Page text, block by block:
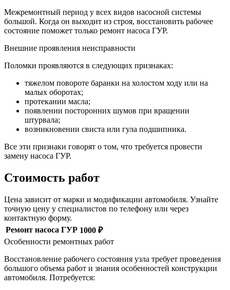
Межремонтный период у всех видов насосной системы
большой. Когда он выходит из строя, восстановить рабочее
состояние поможет только ремонт насоса ГУР.
Внешние проявления неисправности
Поломки проявляются в следующих признаках:
тяжелом повороте баранки на холостом ходу или на
малых оборотах;
протекании масла;
появлении посторонних шумов при вращении
штурвала;
возникновении свиста или гула подшипника.
Все эти признаки говорят о том, что требуется провести
замену насоса ГУР.
Стоимость работ
Цена зависит от марки и модификации автомобиля. Узнайте
точную цену у специалистов по телефону или через
контактную форму.
Ремонт насоса ГУР 1000 ₽
Особенности ремонтных работ
Восстановление рабочего состояния узла требует проведения
большого объема работ и знания особенностей конструкции
автомобиля. Потребуется: